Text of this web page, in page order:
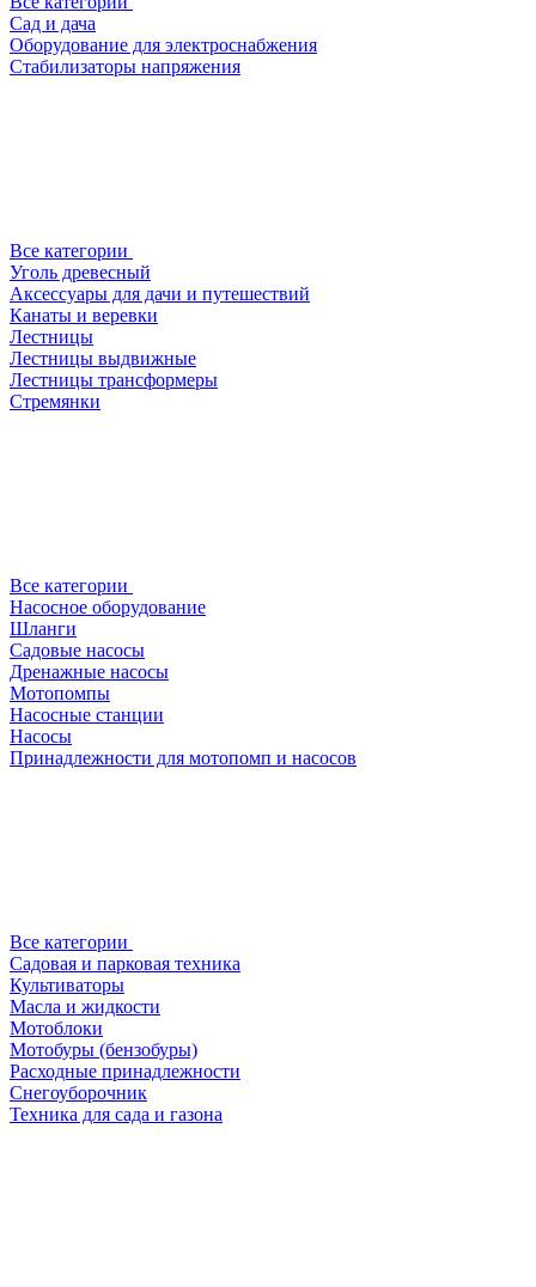
Сад и дача
Оборудование для электроснабжения
Стабилизаторы напряжения
Все категории
Уголь древесный
Аксессуары для дачи и путешествий
Канаты и веревки
Лестницы
Лестницы выдвижные
Лестницы трансформеры
Стремянки
Все категории
Насосное оборудование
Шланги
Садовые насосы
Дренажные насосы
Мотопомпы
Насосные станции
Насосы
Принадлежности для мотопомп и насосов
Все категории
Садовая и парковая техника
Культиваторы
Масла и жидкости
Мотоблоки
Мотобуры (бензобуры)
Расходные принадлежности
Снегоуборочник
Техника для сада и газона